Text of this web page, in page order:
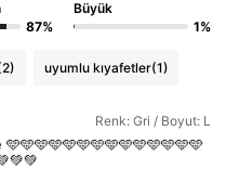
87%
Büyük
1%
uyumlu kıyafetler(1)
Renk: Gri / Boyut: L
🩵🩵🩵🩵🩵🩵🩵🩵🩵🩵🩵🩵🩵🩵